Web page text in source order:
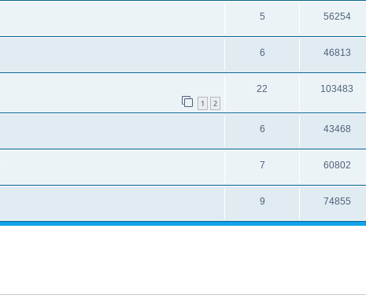
5 56254
6 46813
1 2
22 103483
6 43468
7 60802
9 74855